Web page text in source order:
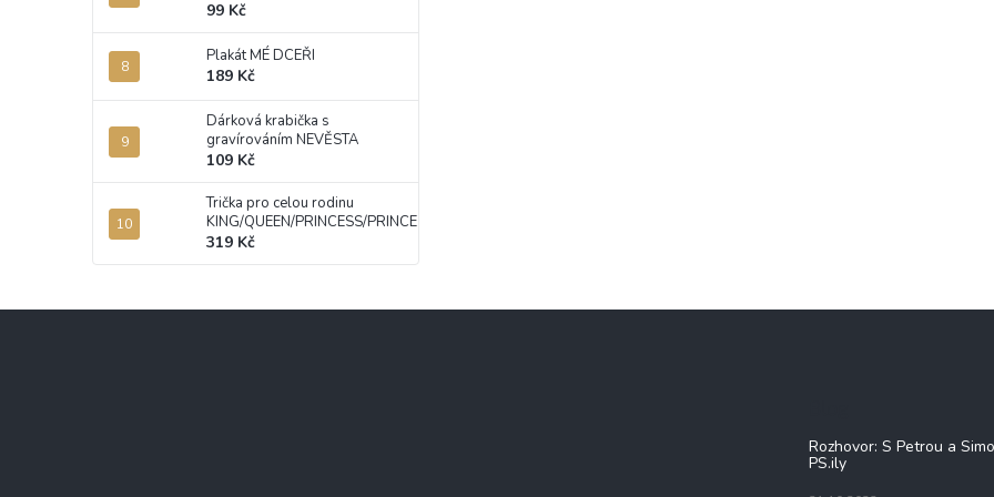
99 Kč
Plakát MÉ DCEŘI
189 Kč
Dárková krabička s
gravírováním NEVĚSTA
109 Kč
Trička pro celou rodinu
KING/QUEEN/PRINCESS/PRINCE
319 Kč
Rozhovor: S Petrou a
PS.ily